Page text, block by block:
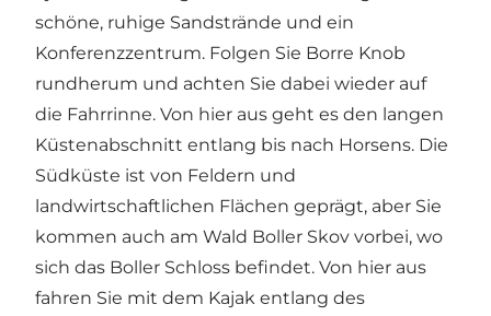
schöne, ruhige Sandstrände und ein
Konferenzzentrum. Folgen Sie Borre Knob
rundherum und achten Sie dabei wieder auf
die Fahrrinne. Von hier aus geht es den langen
Küstenabschnitt entlang bis nach Horsens. Die
Südküste ist von Feldern und
landwirtschaftlichen Flächen geprägt, aber Sie
kommen auch am Wald Boller Skov vorbei, wo
sich das Boller Schloss befindet. Von hier aus
fahren Sie mit dem Kajak entlang des